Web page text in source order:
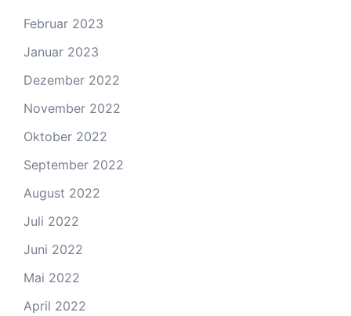
Februar 2023
Januar 2023
Dezember 2022
November 2022
Oktober 2022
September 2022
August 2022
Juli 2022
Juni 2022
Mai 2022
April 2022